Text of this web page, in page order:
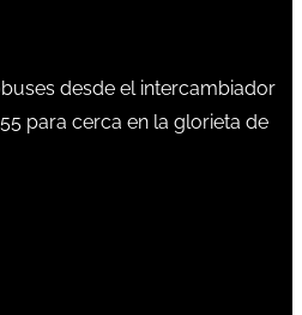
desde el intercambiador
para cerca en la glorieta de